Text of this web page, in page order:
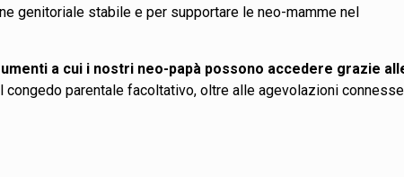
genitoriale stabile e per supportare le neo-mamme nel
a cui i nostri neo-papà possono accedere grazie
parentale facoltativo, oltre alle agevolazioni connesse